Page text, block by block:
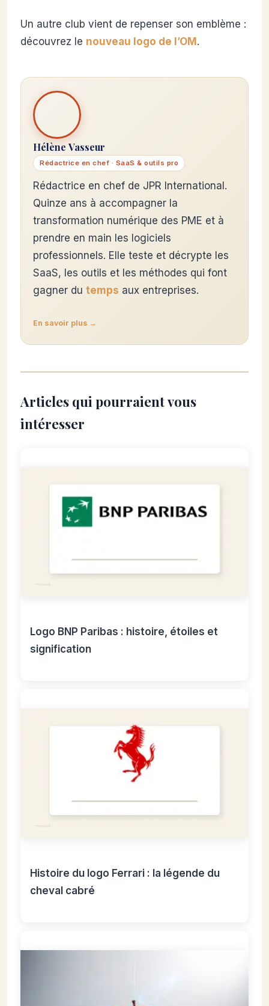
Un autre club vient de repenser son emblème :
découvrez le nouveau logo de l’OM .
Hélène Vasseur
Rédactrice en chef · SaaS & outils pro
Rédactrice en chef de JPR International.
Quinze ans à accompagner la
transformation numérique des PME et à
prendre en main les logiciels
professionnels. Elle teste et décrypte les
SaaS, les outils et les méthodes qui font
gagner du temps aux entreprises.
En savoir plus →
Articles qui pourraient vous
intéresser
Logo BNP Paribas : histoire, étoiles et
signification
Histoire du logo Ferrari : la légende du
cheval cabré